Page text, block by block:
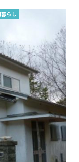
らし